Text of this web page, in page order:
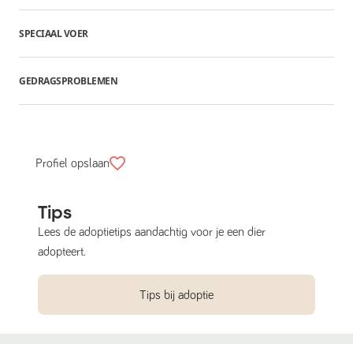
SPECIAAL VOER
GEDRAGSPROBLEMEN
Profiel opslaan
Tips
Lees de adoptietips aandachtig voor je een dier
adopteert.
Tips bij adoptie